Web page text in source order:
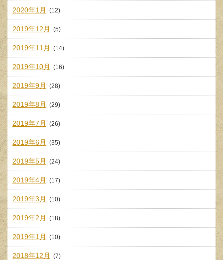
2020年1月 (12)
2019年12月 (5)
2019年11月 (14)
2019年10月 (16)
2019年9月 (28)
2019年8月 (29)
2019年7月 (26)
2019年6月 (35)
2019年5月 (24)
2019年4月 (17)
2019年3月 (10)
2019年2月 (18)
2019年1月 (10)
2018年12月 (7)